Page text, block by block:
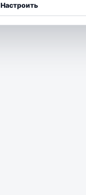
Настроить